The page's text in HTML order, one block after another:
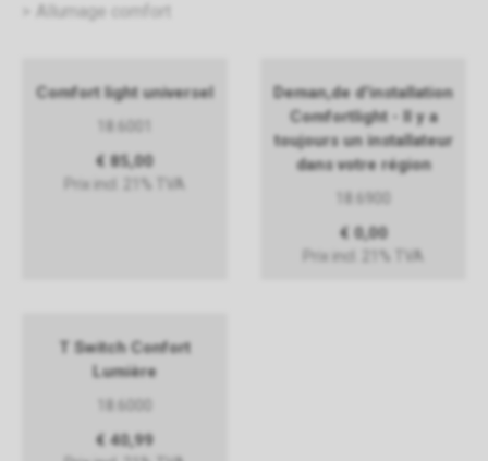
Allumage comfort
Comfort light universel
€ 85,00
Prix incl. 21% TVA
Deman,de d'installation
Comfortlight - Il y a
toujours un installateur
dans votre région
€ 0,00
Prix incl. 21% TVA
T Switch Confort
Lumière
€ 40,99